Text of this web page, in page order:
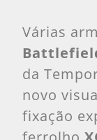
Várias
da
novo
fixação